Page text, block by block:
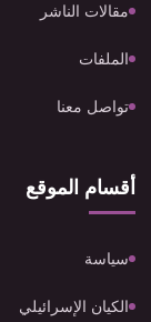
مقالات الناشر
الملفات
تواصل معنا
أقسام الموقع
سياسة
الكيان الإسرائيلي